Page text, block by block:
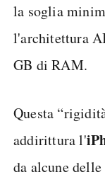
la soglia
l'architettura
GB di RAM.
Questa
addirittura l'
da alcune